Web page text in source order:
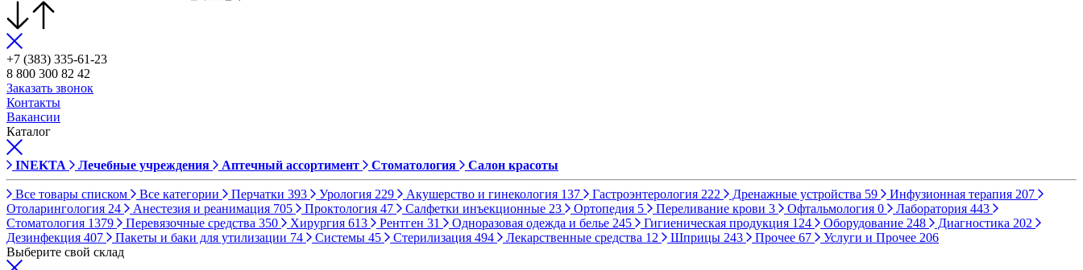
+7 (383) 335-61-23
8 800 300 82 42
Заказать звонок
Контакты
Вакансии
Каталог
INEKTA Лечебные учреждения Аптечный ассортимент Стоматология Салон красоты
Все товары списком Все категории Перчатки 393 Урология 229 Акушерство и гинекология 137 Гастроэнтерология 222 Дренажные устройства 59 Инфузионная терапия 207
Отоларингология 24 Анестезия и реанимация 705 Проктология 47 Салфетки инъекционные 23 Ортопедия 5 Переливание крови 3 Офтальмология 0 Лаборатория 443
Стоматология 1379 Перевязочные средства 350 Хирургия 613 Рентген 31 Одноразовая одежда и белье 245 Гигиеническая продукция 124 Оборудование 248 Диагностика 202
Дезинфекция 407 Пакеты и баки для утилизации 74 Системы 45 Стерилизация 494 Лекарственные средства 12 Шприцы 243 Прочее 67 Услуги и Прочее 206
Выберите свой склад